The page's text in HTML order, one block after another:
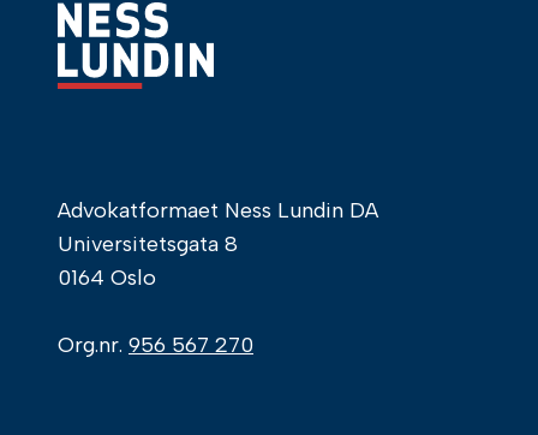
Advokatformaet Ness Lundin DA
Universitetsgata 8
0164 Oslo
Org.nr. 956 567 270